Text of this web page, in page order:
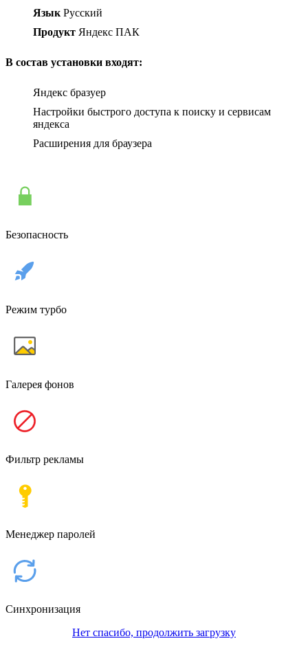
Язык Русский
Продукт Яндекс ПАК
В состав установки входят:
Яндекс бразуер
Настройки быстрого доступа к поиску и сервисам
яндекса
Расширения для браузера
Безопасность
Режим турбо
Галерея фонов
Фильтр рекламы
Менеджер паролей
Синхронизация
Нет спасибо, продолжить загрузку